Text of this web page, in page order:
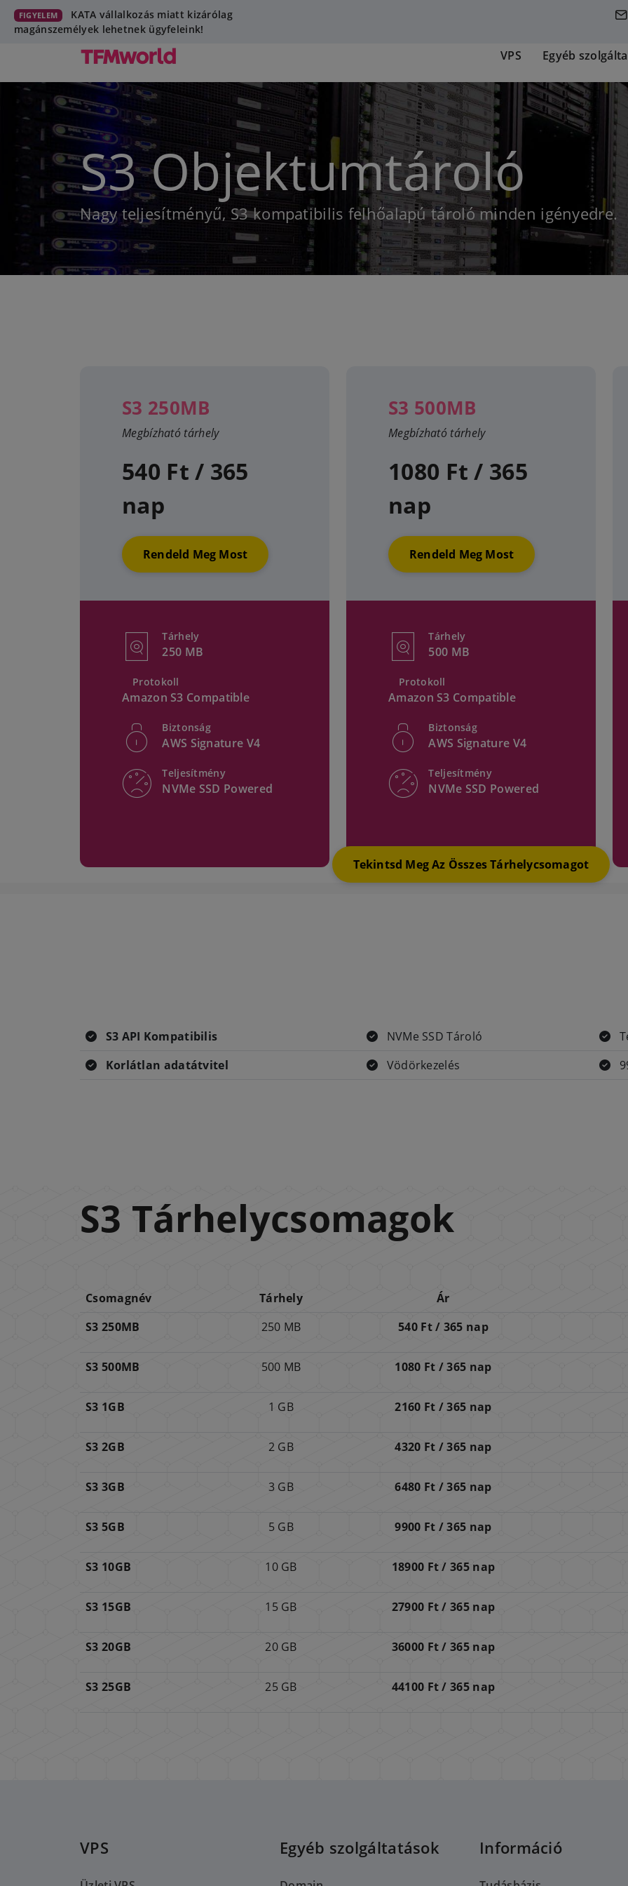
FIGYELEM
KATA vállalkozás miatt kizárólag
magánszemélyek lehetnek ügyfeleink!
VPS Egyéb
S3 Objektumtároló
Nagy teljesítményű, S3 kompatibilis felhőalapú tároló minden igényedre.
S3 250MB
Megbízható tárhely
540 Ft / 365
nap
Rendeld Meg Most
Tárhely
250 MB
Protokoll
Amazon S3 Compatible
Biztonság
AWS Signature V4
Teljesítmény
NVMe SSD Powered
S3 500MB
Megbízható tárhely
1080 Ft / 365
nap
Rendeld Meg Most
Tárhely
500 MB
Protokoll
Amazon S3 Compatible
Biztonság
AWS Signature V4
Teljesítmény
NVMe SSD Powered
Tekintsd Meg Az Összes Tárhelycsomagot
S3 API Kompatibilis NVMe SSD Tároló
Korlátlan adatátvitel
Vödörkezelés
S3 Tárhelycsomagok
Csomagnév Tárhely
Ár
S3 250MB
250 MB 540 Ft / 365 nap
S3 500MB 500 MB 1080 Ft / 365 nap
S3 1GB 1 GB 2160 Ft / 365 nap
S3 2GB 2 GB 4320 Ft / 365 nap
S3 3GB 3 GB 6480 Ft / 365 nap
S3 5GB 5 GB 9900 Ft / 365 nap
S3 10GB 10 GB 18900 Ft / 365 nap
S3 15GB 15 GB 27900 Ft / 365 nap
S3 20GB 20 GB 36000 Ft / 365 nap
S3 25GB 25 GB 44100 Ft / 365 nap
VPS Egyéb szolgáltatások Információ